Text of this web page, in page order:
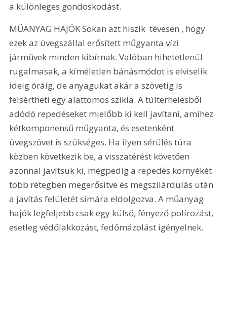
a különleges gondoskodást.
MŰANYAG HAJÓK Sokan azt hiszik  tévesen , hogy
ezek az üvegszállal erősített műgyanta vízi
járművek minden kibírnak. Valóban hihetetlenül
rugalmasak, a kíméletlen bánásmódot is elviselik
ideig óráig, de anyagukat akár a szövetig is
felsértheti egy alattomos szikla. A túlterhelésből
adódó repedéseket mielőbb ki kell javítani, amihez
kétkomponensű műgyanta, és esetenként
üvegszövet is szükséges. Ha ilyen sérülés túra
közben következik be, a visszatérést követően
azonnal javítsuk ki, mégpedig a repedés környékét
több rétegben megerősítve és megszilárdulás után
a javítás felületét simára eldolgozva. A műanyag
hajók legfeljebb csak egy külső, fényező polírozást,
esetleg védőlakkozást, fedőmázolást igényelnek.